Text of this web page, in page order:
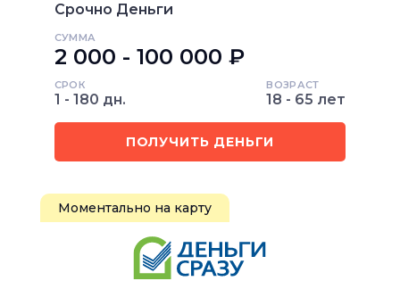
Срочно Деньги
СУММА
2 000 - 100 000 ₽
СРОК
1 - 180 дн.
ВОЗРАСТ
18 - 65 лет
ПОЛУЧИТЬ ДЕНЬГИ
Моментально на карту